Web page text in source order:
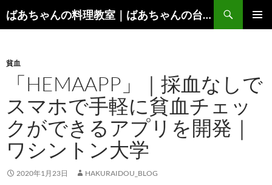
ン
ツ
プ
ばあちゃんの料理教室｜ばあちゃんの台所から学ぶ、食と健康の知恵
索
貧血
「HEMAAPP」｜採血なしで
スマホで手軽に貧血チェッ
クができるアプリを開発｜
ワシントン大学
2020年1月23日 HAKURAIDOU_BLOG